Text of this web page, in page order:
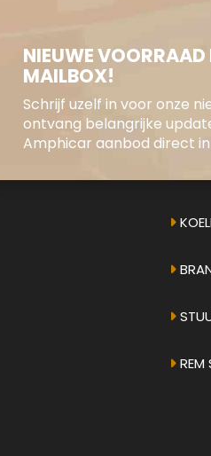
NIEUWE VOORRAAD
MAILBOX!
Schrijf uzelf in voor onze
ontvang belangrijke
Amphicar aanbod direct
REM